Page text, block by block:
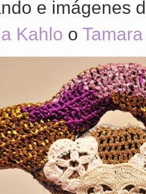
e imágenes
Kahlo o